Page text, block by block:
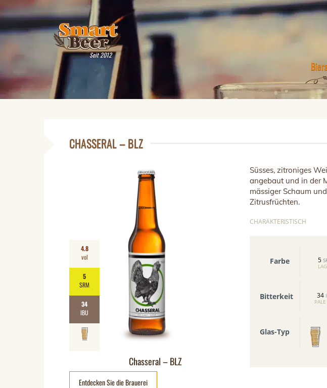
Seit 2012
CHASSERAL – BLZ
Chasseral – BLZ
4.8
vol
5
SRM
34
IBU
Entdecken Sie die Brauerei
Süsses, zitroniges
angebaut und in der
mässiger Schaum und
Zitrusfrüchten.
CHARAKTERISTISCH
Farbe 5
Bitterkeit 34
Glas-Typ